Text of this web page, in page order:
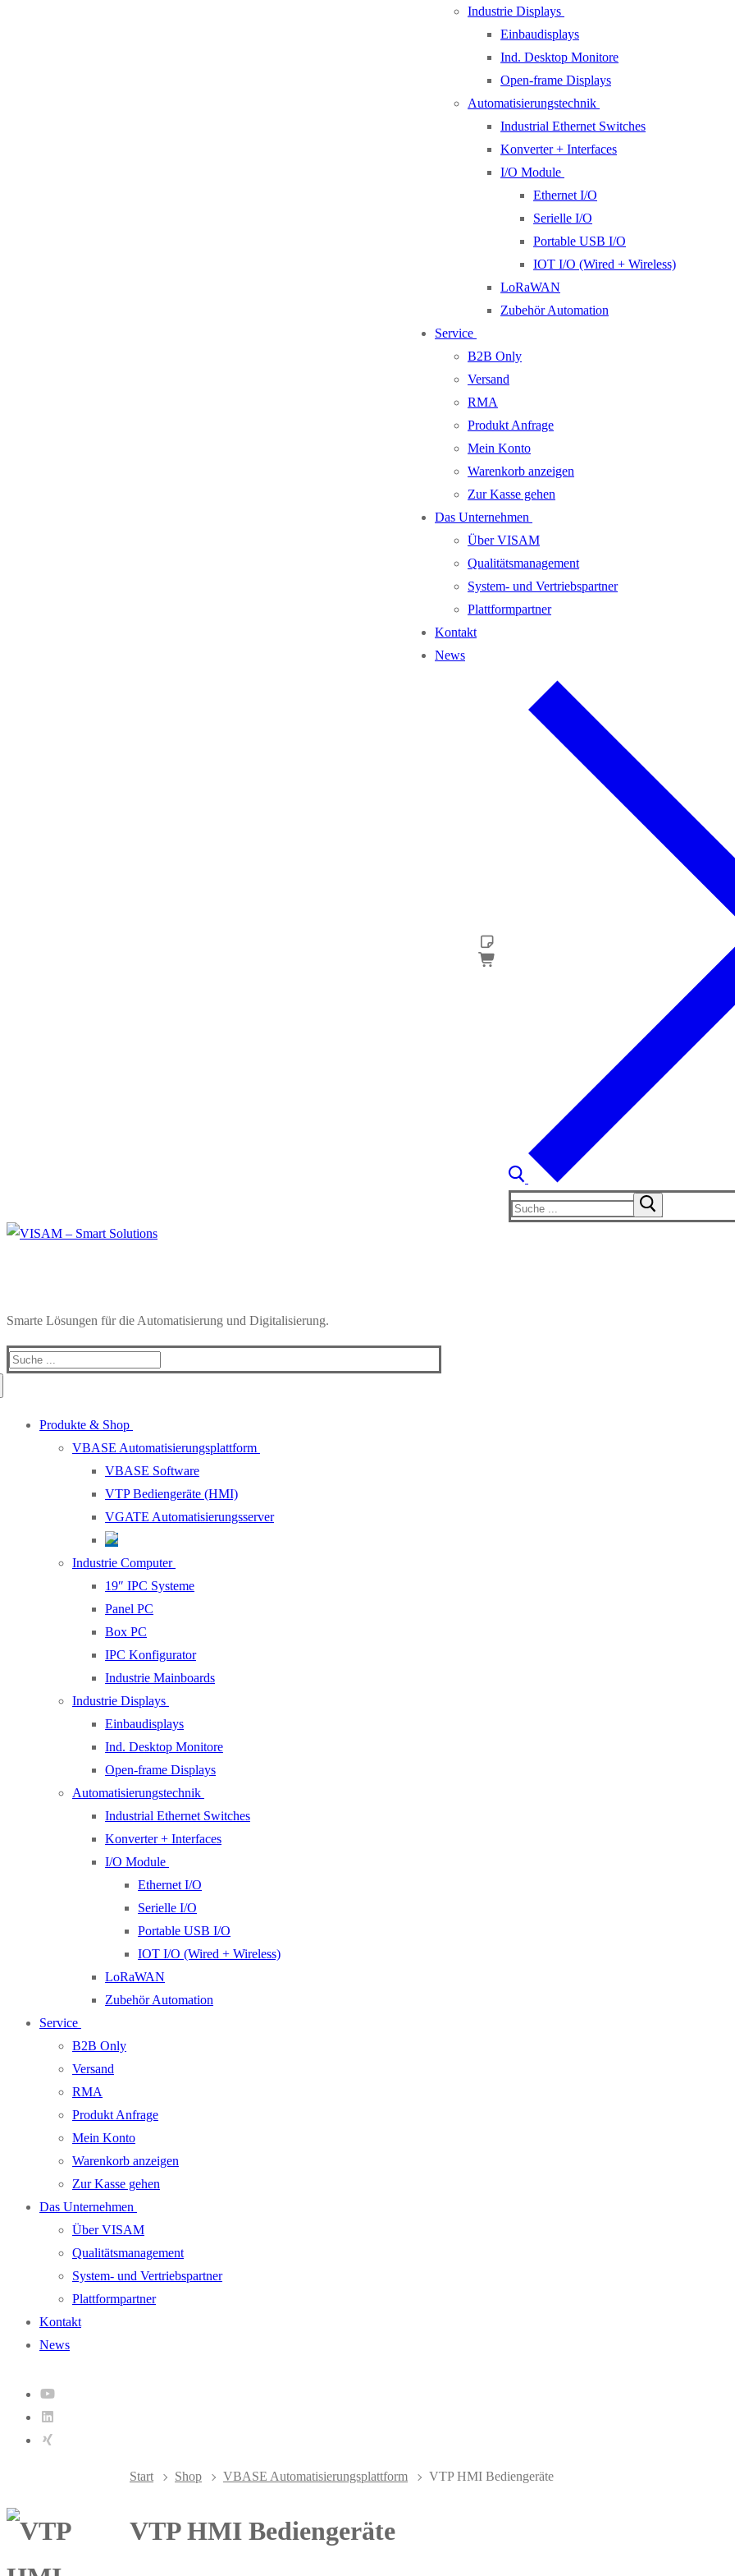
Industrie Displays
Einbaudisplays
Ind. Desktop Monitore
Open-frame Displays
Automatisierungstechnik
Industrial Ethernet Switches
Konverter + Interfaces
I/O Module
Ethernet I/O
Serielle I/O
Portable USB I/O
IOT I/O (Wired + Wireless)
LoRaWAN
Zubehör Automation
Service
B2B Only
Versand
RMA
Produkt Anfrage
Mein Konto
Warenkorb anzeigen
Zur Kasse gehen
Das Unternehmen
Über VISAM
Qualitätsmanagement
System- und Vertriebspartner
Plattformpartner
Kontakt
News
Smarte Lösungen für die Automatisierung und Digitalisierung.
Produkte & Shop
VBASE Automatisierungsplattform
VBASE Software
VTP Bediengeräte (HMI)
VGATE Automatisierungsserver
Industrie Computer
19″ IPC Systeme
Panel PC
Box PC
IPC Konfigurator
Industrie Mainboards
Industrie Displays
Einbaudisplays
Ind. Desktop Monitore
Open-frame Displays
Automatisierungstechnik
Industrial Ethernet Switches
Konverter + Interfaces
I/O Module
Ethernet I/O
Serielle I/O
Portable USB I/O
IOT I/O (Wired + Wireless)
LoRaWAN
Zubehör Automation
Service
B2B Only
Versand
RMA
Produkt Anfrage
Mein Konto
Warenkorb anzeigen
Zur Kasse gehen
Das Unternehmen
Über VISAM
Qualitätsmanagement
System- und Vertriebspartner
Plattformpartner
Kontakt
News
Start Shop VBASE Automatisierungsplattform VTP HMI Bediengeräte
VTP HMI Bediengeräte